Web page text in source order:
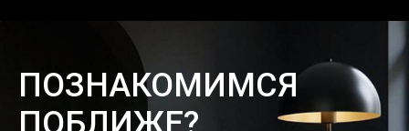
ПОЗНАКОМИМСЯ